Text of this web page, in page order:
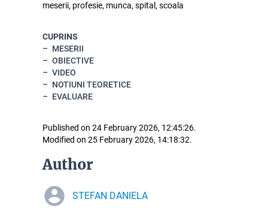
meserii, profesie, munca, spital, scoala
CUPRINS
MESERII
OBIECTIVE
VIDEO
NOTIUNI TEORETICE
EVALUARE
Published on 24 February 2026, 12:45:26.
Modified on 25 February 2026, 14:18:32.
Author
STEFAN DANIELA